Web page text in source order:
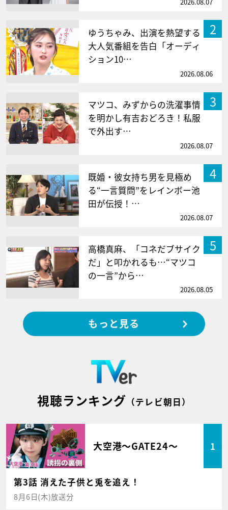
2
ゆうちゃみ、出演を熱望する
大人気番組を告白「オーディ
ション10…
2026.08.06
3
マツコ、みずからの洗濯事情
を明かし有吉おどろき！私服
で外出す…
2026.08.07
4
既婚・彼女持ち男を見極め
る“一言質問”をレインボー池
田が伝授！…
2026.08.07
5
高橋真麻、「コネだブサイク
だ」と叩かれるも…“マツコ
の一言”から…
2026.08.05
もっと見る
視聴ランキング （テレビ朝日）
大空港～GATE24～ 1
第3話 消えた子供と兎を追え！
8月6日(木)放送分